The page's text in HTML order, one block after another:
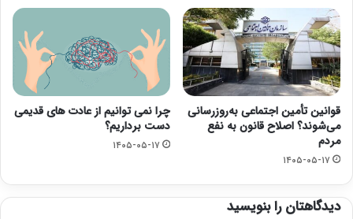
قوانین تأمین اجتماعی به‌روزرسانی
می‌شوند؟ اصلاح قانون به نفع
مردم
۱۴۰۵-۰۵-۱۷
چرا نمی توانیم از عادت های قدیمی
دست برداریم؟
۱۴۰۵-۰۵-۱۷
دیدگاهتان را بنویسید